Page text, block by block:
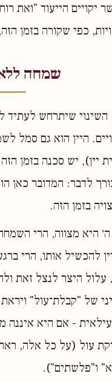
יקויים הייעוד "ואת
כפי שקורה בזמן
שמחה ללא
שיתרחש לעתיד
היין הוא גם סמל
יין), יש סכנה בזמן
לדבר: המדובר
בזמן הזה.
היא מצווה, הרי
להכשיל אותו, הרי
היצר לנצל זאת
של "קבלת־עול"
- אם היא איננה
עול (על כל אלה,
ו"פלשתים").